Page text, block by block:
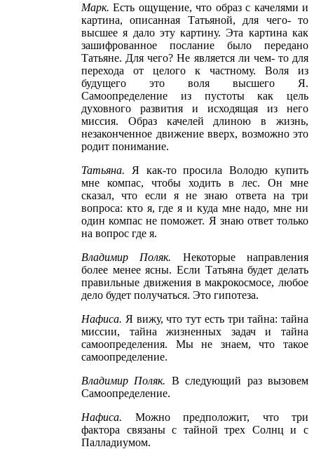
Марк.Есть ощущение, что образ с качелями и
картина, описанная Татьяной, для чего- то
высшее я дало эту картину. Эта картина как
зашифрованное послание было передано
Татьяне. Для чего? Не является ли чем- то для
перехода от целого к частному. Воля из
будущего это воля высшего Я.
Самоопределение из пустоты как цель
духовного развития и исходящая из него
миссия. Образ качелей длиною в жизнь,
незаконченное движение вверх, возможно это
родит понимание.
Татьяна. Я как-то просила Володю купить
мне компас, чтобы ходить в лес. Он мне
сказал, что если я не знаю ответа на три
вопроса: кто я, где я и куда мне надо, мне ни
один компас не поможет. Я знаю ответ только
на вопрос где я.
Владимир Поляк. Некоторые направления
более менее ясны. Если Татьяна будет делать
правильные движения в макрокосмосе, любое
дело будет получаться. Это гипотеза.
Нафиса. Я вижу, что тут есть три тайна: тайна
миссии, тайна жизненных задач и тайна
самоопределения. Мы не знаем, что такое
самоопределение.
Владимир Поляк. В следующий раз вызовем
Самоопределение.
Нафиса. Можно предположит, что три
фактора связаны с тайной трех Солнц и с
Палладиумом.